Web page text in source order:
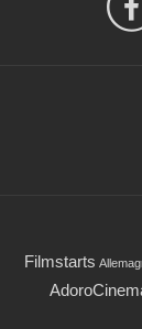
Filmstarts